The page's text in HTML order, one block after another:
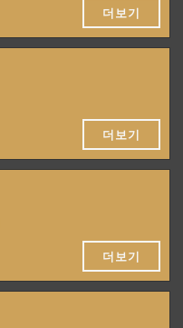
더보기
더보기
더보기